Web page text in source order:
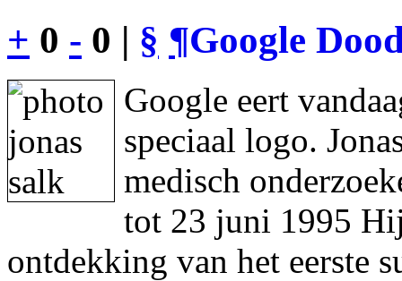
+ 0 - 0 | § ¶Google
Google eert
speciaal logo.
medisch
tot 23 juni 1995
ontdekking van het eerste